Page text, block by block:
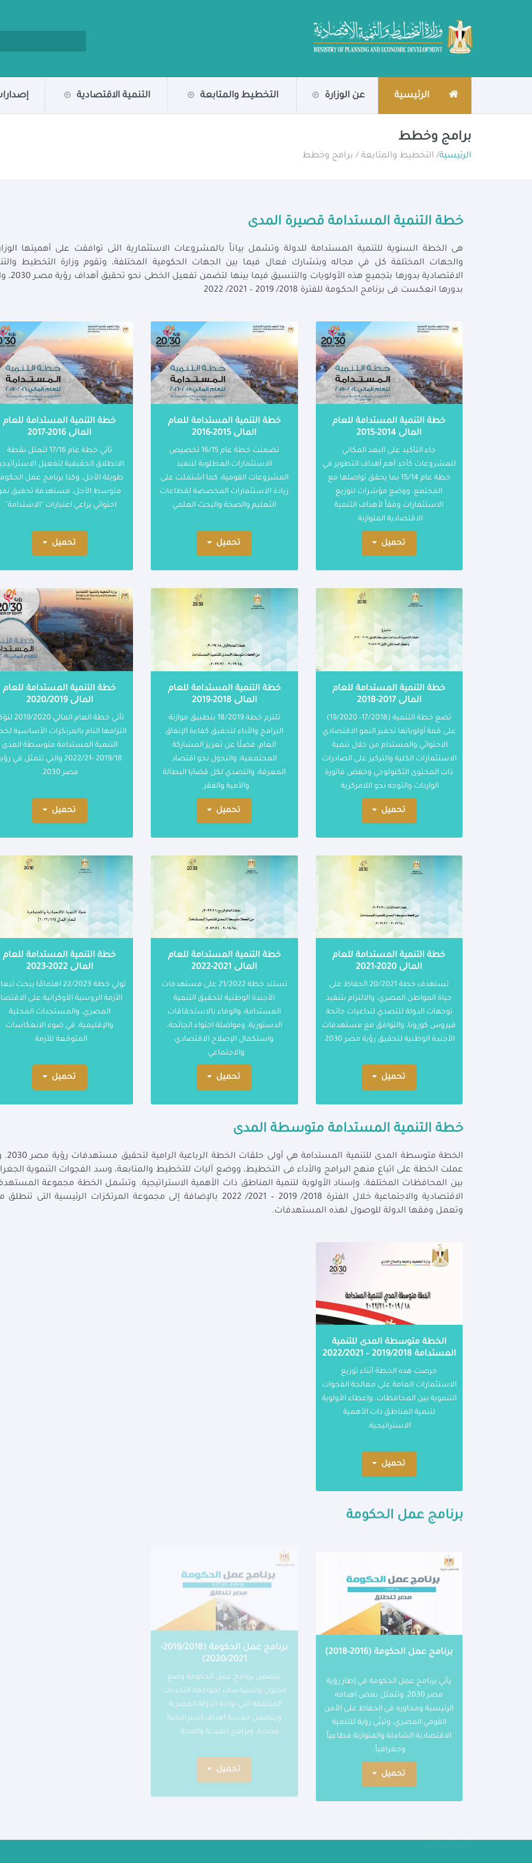
الرئيسية عن الوزارة التخطيط والمتابعة التنمية الاقتصادية
برامج وخطط
الرئيسية/ التخطيط والمتابعة / برامج وخطط
خطة التنمية المستدامة قصيرة المدى
هى الخطة السنوية للتنمية المستدامة للدولة وتشمل بياناً بالمشروعات الاستثمارية التى توافقت على أهميتها
والجهات المختلفة كل في مجاله وبتشارك فعال فيما بين الجهات الحكومية المختلفة، وتقوم وزارة التخطيط
الاقتصادية بدورها بتجميع هذه الأولويات
بدورها انعكست فى برنامج الحكـومة للفترة 2018/ 2019 – 2021/ 2022
خطة التنمية المستدامة للعام
المالى 2014-2015
جاء التأكيد على البعد المكاني
للمشروعات كأحد أهم أهداف التطوير في
خطة عام 15/14 بما يحقق تواصلها مع
المجتمع، ووضع مؤشرات لتوزيع
الاستثمارات وفقاً لأهداف التنمية
الاقتصادية المتوازنة.
تحميل
خطة التنمية المستدامة للعام
المالى 2015-2016
تضمنت خطة عام 16/15 تخصيص
الاستثمارات المطلوبة لتنفيذ
المشروعات القومية، كما اشتملت على
زيادة الاستثمارات المخصصة لقطاعات
التعليم والصحة والبحث العلمي
تحميل
خطة التنمية المستدامة للعام
المالى 2016-2017
تأتي خطة عام 17/16 لتمثل نقطة
الانطلاق الحقيقية لتفعيل
طويلة الأجل، وكذا برنامج عمل
متوسط الأجل، مستهدفة تحقيق
احتوائي يراعي اعتبارات "الاستدامة".
تحميل
خطة التنمية المستدامة للعام
المالى 2017-2018
تضع خطة التنمية (17/2018- 19/2020)
على قمة أولوياتها تحفيز النمو الاقتصادي
الاحتوائي والمستدام من خلال تنمية
الاستثمارات الكلية والتركيز على الصادرات
ذات المحتوى التكنولوجي وخفض فاتورة
الواردات والتوجه نحو اللامركزية
تحميل
خطة التنمية المستدامة للعام
المالى 2018-2019
تلتزم خطة 18/2019 بتطبيق موازنة
البرامج والأداء لتحقيق كفاءة الإنفاق
العام، فضلًا عن تعزيز المشاركة
المجتمعية، والتحول نحو اقتصاد
المعرفة، والتصدي لكل قضايا البطالة
والأمية والفقر.
تحميل
خطة التنمية المستدامة للعام
المالى 2020/2019
تأتي خطة العام المالي
التزامها التام بالمرتكزات الأساسية
التنمية المستدامة متوسطة المدى
2019/18 -2022/21 والتي تتمثل في
مصر 2030.
تحميل
خطة التنمية المستدامة للعام
المالى 2020-2021
تستهدف خطة 20/2021 الحفاظ على
حياة المواطن المصري، والالتزام بتنفيذ
توجهات الدولة للتصدي لتداعيات جائحة
فيروس كورونا، والتوافق مع مستهدفات
الأجندة الوطنية لتحقيق رؤية مصر 2030
تحميل
خطة التنمية المستدامة للعام
المالى 2021-2022
تستند خطة 21/2022 على مستهدفات
الأجندة الوطنية لتحقيق التنمية
المستدامة، والوفاء بالاستحقاقات
الدستورية، ومواصلة احتواء الجائحة،
واستكمال الإصلاح الاقتصادي
والاجتماعي.
تحميل
خطة التنمية المستدامة للعام
المالى 2022-2023
تولي خطة 22/2023 اهتمامًا ببحث
الأزمة الروسية الأوكرانية على
المصري، والمستجدات المحلية
والإقليمية، في ضوء الانعكاسات
المتوقعة للأزمة
تحميل
خطة التنمية المستدامة متوسطة المدى
الخطة متوسطة المدى للتنمية
عملت الخطة على اتباع منهج البرامج والأداء فى التخطيط، ووضع آليات للتخطيط والمتابعة، وسد الفجوات التنموية
بين المحافظات المختلفة، وإسناد الأولوية لتنمية المناطق ذات الأهمية الاستراتيجية. وتشمل الخطة مجموعة
الاقتصادية والاجتماعية خلال الفترة 2018/ 2019 – 2021/ 2022 بالإضافة إلى مجموعة المرتكزات الرئيسية التى
وتعمل وفقها الدولة للوصول لهذه المستهدفات.
الخطة متوسطة المدى للتنمية
المستدامة 2019/2018 – 2022/2021
حرصت هذه الخطة أثناء توزيع
الاستثمارات العامة على معالجة الفجوات
التنموية بين المحافظات، وإعطاء الأولوية
لتنمية المناطق ذات الأهمية
الاستراتيجية.
تحميل
برنامج عمل الحكومة
برنامج عمل الحكومة (2016-2018)
يأتي برنامج عمل الحكومة في إطار رؤية
مصر 2030، وتتمثل بعض أهدافه
الرئيسية ومحاوره في الحفاظ على الأمن
القومي المصري، وتبنّي رؤية للتنمية
الاقتصادية الشاملة والمتوازنة قطاعياً
وجغرافياً.
تحميل
يتضمن برنامج عمل الحكومة وضع
الحلول والسياسات لمواجهة التحديات
المختلفة التي تواجه الدولة المصرية،
ويتضمن خمسة أهداف استراتيجية
محددة، وبرامج تنفيذية واضحة ....